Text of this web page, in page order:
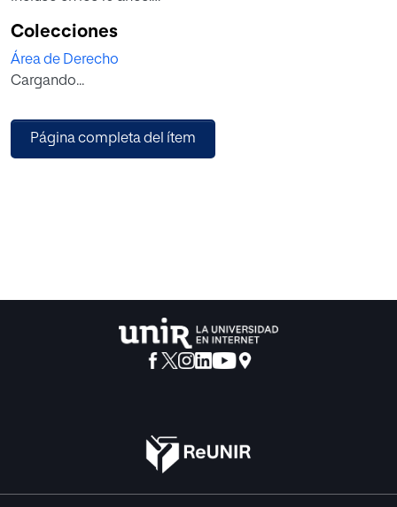
personas que tienen acceso al material, así como la rebaja
del límite de edad, hace que debamos tomar conciencia
de los riesgos que puede acarrear en muchos sujetos, no
conducta, sino por poder llegar a encontrarnos ante una
adicción con consecuencias médicas diagnosticables.
Colecciones
Área de Derecho
Cargando...
Página completa del ítem